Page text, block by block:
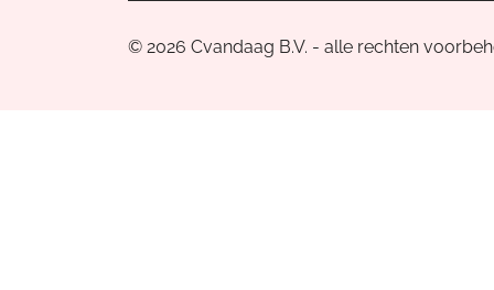
© 2026 Cvandaag B.V. - alle rechten